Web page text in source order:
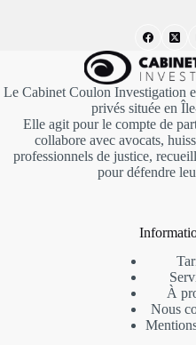
Le Cabinet Coulon Investigation
privés située en
Elle agit pour le compte de
collabore avec avocats,
professionnels de justice,
pour défendre
À
Nous